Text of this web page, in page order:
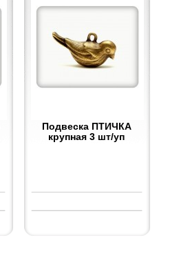
Подвеска ПТИЧКА
крупная 3 шт/уп